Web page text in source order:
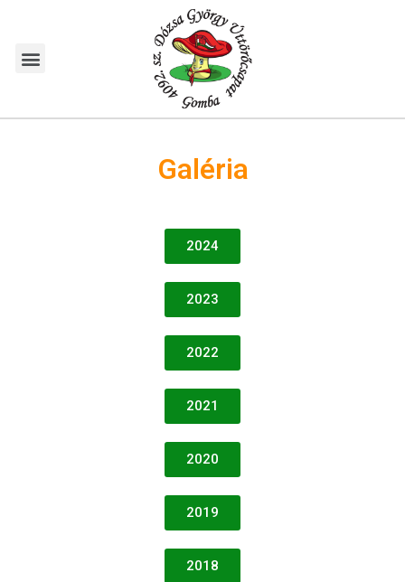
Galéria
2024
2023
2022
2021
2020
2019
2018